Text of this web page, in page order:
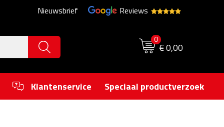
Nieuwsbrief Reviews
0
€ 0,00
Klantenservice Speciaal productverzoek